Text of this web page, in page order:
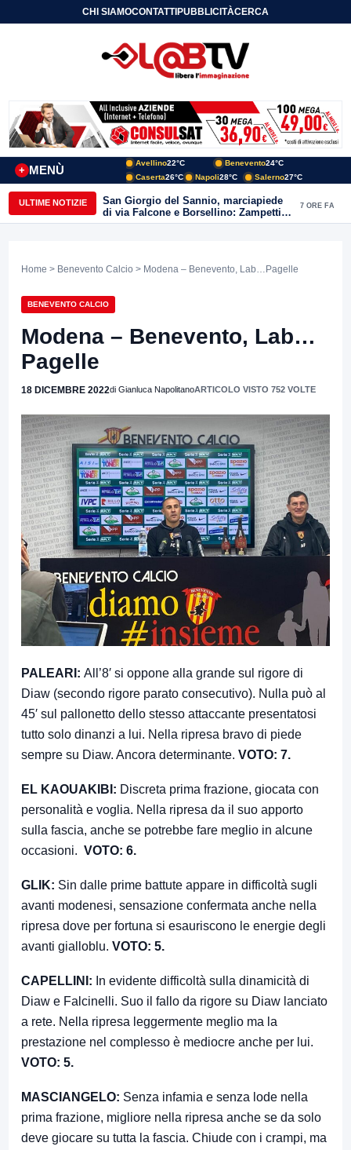
CHI SIAMOCONTATTIPUBBLICITÀCERCA
MENÙ
+
Avellino22°C Benevento24°C
Caserta26°C Napoli28°C Salerno27°C
ULTIME NOTIZIE
San Giorgio del Sannio, marciapiede
di via Falcone e Borsellino: Zampetti e
Lombardi replicano alle polemiche
7 ORE FA
Home > Benevento Calcio > Modena – Benevento, Lab…Pagelle
BENEVENTO CALCIO
Modena – Benevento, Lab…
Pagelle
18 DICEMBRE 2022di Gianluca NapolitanoARTICOLO VISTO 752 VOLTE
PALEARI: All’8′ si oppone alla grande sul rigore di
Diaw (secondo rigore parato consecutivo). Nulla può al
45′ sul pallonetto dello stesso attaccante presentatosi
tutto solo dinanzi a lui. Nella ripresa bravo di piede
sempre su Diaw. Ancora determinante. VOTO: 7.
EL KAOUAKIBI: Discreta prima frazione, giocata con
personalità e voglia. Nella ripresa da il suo apporto
sulla fascia, anche se potrebbe fare meglio in alcune
occasioni. VOTO: 6.
GLIK: Sin dalle prime battute appare in difficoltà sugli
avanti modenesi, sensazione confermata anche nella
ripresa dove per fortuna si esauriscono le energie degli
avanti gialloblu. VOTO: 5.
CAPELLINI: In evidente difficoltà sulla dinamicità di
Diaw e Falcinelli. Suo il fallo da rigore su Diaw lanciato
a rete. Nella ripresa leggermente meglio ma la
prestazione nel complesso è mediocre anche per lui.
VOTO: 5.
MASCIANGELO: Senza infamia e senza lode nella
prima frazione, migliore nella ripresa anche se da solo
deve giocare su tutta la fascia. Chiude con i crampi, ma